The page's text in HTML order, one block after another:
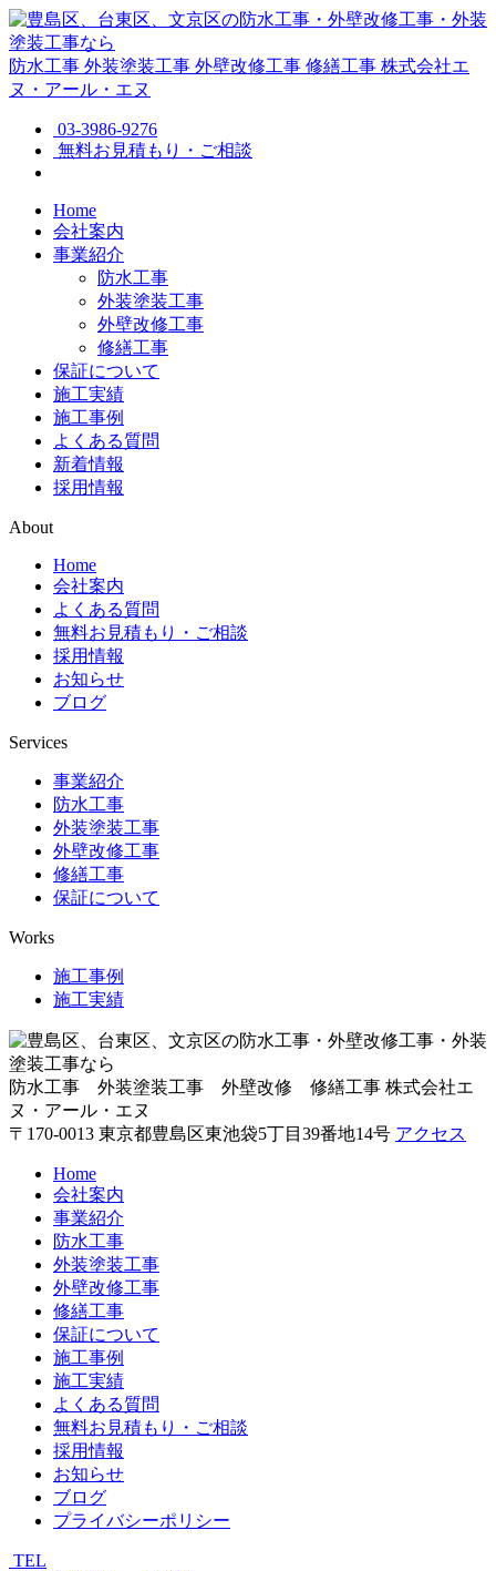
防水工事 外装塗装工事 外壁改修工事 修繕工事 株式会社エ
ヌ・アール・エヌ
03-3986-9276
無料お見積もり・ご相談
Home
会社案内
事業紹介
防水工事
外装塗装工事
外壁改修工事
修繕工事
保証について
施工実績
施工事例
よくある質問
新着情報
採用情報
About
Home
会社案内
よくある質問
無料お見積もり・ご相談
採用情報
お知らせ
ブログ
Services
事業紹介
防水工事
外装塗装工事
外壁改修工事
修繕工事
保証について
Works
施工事例
施工実績
防水工事 外装塗装工事 外壁改修 修繕工事 株式会社エ
ヌ・アール・エヌ
〒170-0013 東京都豊島区東池袋5丁目39番地14号 アクセス
Home
会社案内
事業紹介
防水工事
外装塗装工事
外壁改修工事
修繕工事
保証について
施工事例
施工実績
よくある質問
無料お見積もり・ご相談
採用情報
お知らせ
ブログ
プライバシーポリシー
TEL